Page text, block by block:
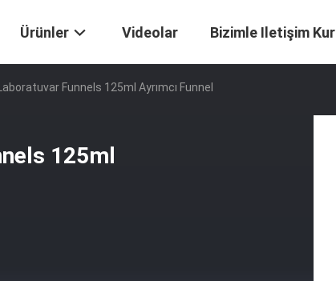
Ürünler Videolar Bizimle Iletişim Kur
Funnels 125ml Ayrımcı Funnel
125ml